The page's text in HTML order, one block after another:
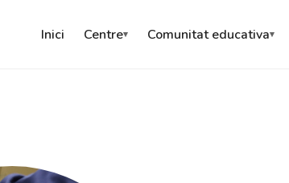
Inici Centre Comunitat educativa